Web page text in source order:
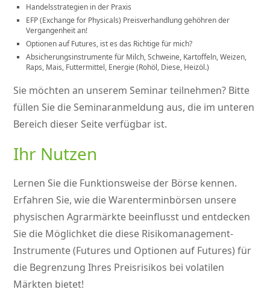
Handelsstrategien in der Praxis
EFP (Exchange for Physicals) Preisverhandlung gehöhren der
Vergangenheit an!
Optionen auf Futures, ist es das Richtige für mich?
Absicherungsinstrumente für Milch, Schweine, Kartoffeln, Weizen,
Raps, Mais, Futtermittel, Energie (Rohöl, Diese, Heizöl.)
Sie möchten an unserem Seminar teilnehmen? Bitte
füllen Sie die Seminaranmeldung aus, die im unteren
Bereich dieser Seite verfügbar ist.
Ihr Nutzen
Lernen Sie die Funktionsweise der Börse kennen.
Erfahren Sie, wie die Warenterminbörsen unsere
physischen Agrarmärkte beeinflusst und entdecken
Sie die Möglichket die diese Risikomanagement-
Instrumente (Futures und Optionen auf Futures) für
die Begrenzung Ihres Preisrisikos bei volatilen
Märkten bietet!